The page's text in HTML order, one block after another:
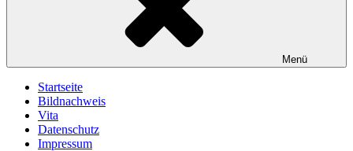
Menü
Startseite
Bildnachweis
Vita
Datenschutz
Impressum